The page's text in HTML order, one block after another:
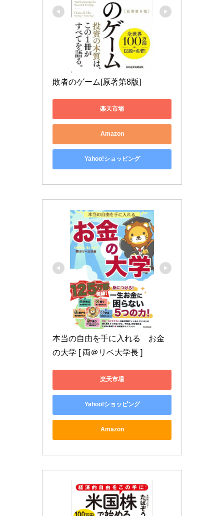
敗者のゲーム[原著第8版]
楽天市場
Amazon
Yahoo!ショッピング
本当の自由を手に入れる　お金
の大学 [ 両＠リベ大学長 ]
楽天市場
Yahoo!ショッピング
Amazon